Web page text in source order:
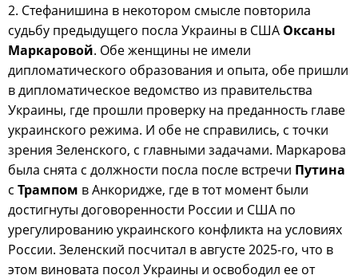
2. Стефанишина в некотором смысле повторила
судьбу предыдущего посла Украины в США Оксаны
Маркаровой. Обе женщины не имели
дипломатического образования и опыта, обе пришли
в дипломатическое ведомство из правительства
Украины, где прошли проверку на преданность главе
украинского режима. И обе не справились, с точки
зрения Зеленского, с главными задачами. Маркарова
была снята с должности посла после встречи Путина
с Трампом в Анкоридже, где в тот момент были
достигнуты договоренности России и США по
урегулированию украинского конфликта на условиях
России. Зеленский посчитал в августе 2025-го, что в
этом виновата посол Украины и освободил ее от